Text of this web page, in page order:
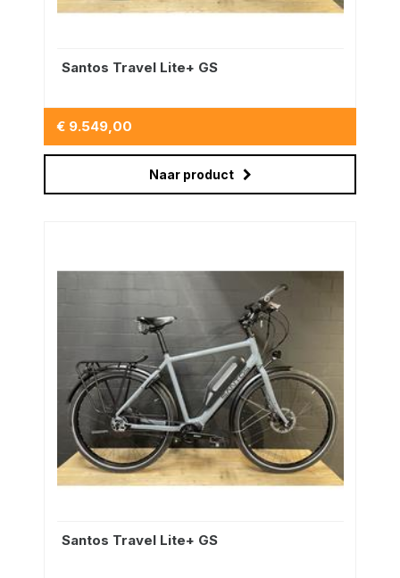
Santos Travel Lite+ GS
€ 9.549,00
Naar product
Santos Travel Lite+ GS